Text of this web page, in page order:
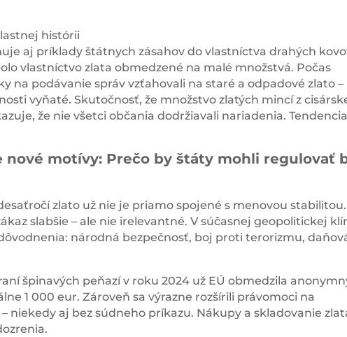
histórii
aj príklady štátnych zásahov do vlastníctva drahých
vlastníctvo zlata obmedzené na malé množstvá. Počas
na podávanie správ vzťahovali na staré a odpadové zlato –
vyňaté. Skutočnosť, že množstvo zlatých mincí z
že nie všetci občania dodržiavali nariadenia.
nové motívy: Prečo by štáty mohli regulovať
zlato už nie je priamo spojené s menovou stabilitou.
slabšie – ale nie irelevantné. V súčasnej geopolitickej
národná bezpečnosť, boj proti terorizmu,
špinavých peňazí v roku 2024 už EÚ obmedzila
1 000 eur. Zároveň sa výrazne rozšírili právomoci na
niekedy aj bez súdneho príkazu. Nákupy a skladovanie